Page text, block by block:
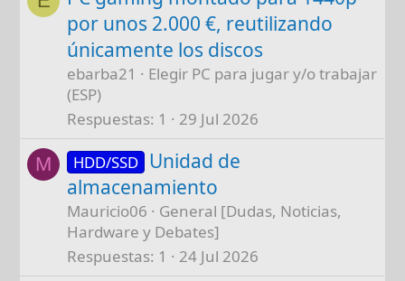
por unos 2.000 €, reutilizando
únicamente los discos
ebarba21
Elegir PC para jugar y/o trabajar
(ESP)
Respuestas 1 29 Jul 2026
M HDD/SSD Unidad de
almacenamiento
Mauricio06
General [Dudas, Noticias,
Hardware y Debates]
Respuestas 1 24 Jul 2026